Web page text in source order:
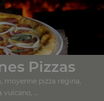
Pizzas
moyenne pizza regina,
vulcano, ...